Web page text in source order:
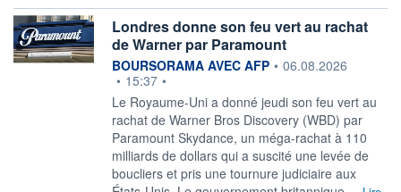
Londres donne son feu vert au rachat
de Warner par Paramount
information fournie par
BOURSORAMA AVEC AFP • 06.08.2026
• 15:37 •
Le Royaume-Uni a donné jeudi son feu vert au
rachat de Warner Bros Discovery (WBD) par
Paramount Skydance, un méga-rachat à 110
milliards de dollars qui a suscité une levée de
boucliers et pris une tournure judiciaire aux